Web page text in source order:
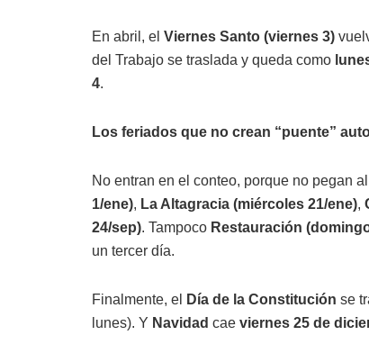
En abril, el Viernes Santo (viernes 3)
del Trabajo se traslada y queda como
4.
Los feriados que no crean “puente”
No entran en el conteo, porque no pegan
1/ene), La Altagracia (miércoles 21/ene),
24/sep). Tampoco Restauración
un tercer día.
Finalmente, el Día de la Constitución se
lunes). Y Navidad cae viernes 25 de